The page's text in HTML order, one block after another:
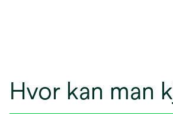
Hvor kan man